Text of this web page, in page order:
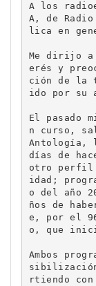
A los
A, de
lica en
Me dirijo a
erés y
ción de la
ido por su
El pasado
n curso,
Antología,
días de
otro perfil
idad;
o del año
ños de
e, por el
o, que
Ambos
rtiendo